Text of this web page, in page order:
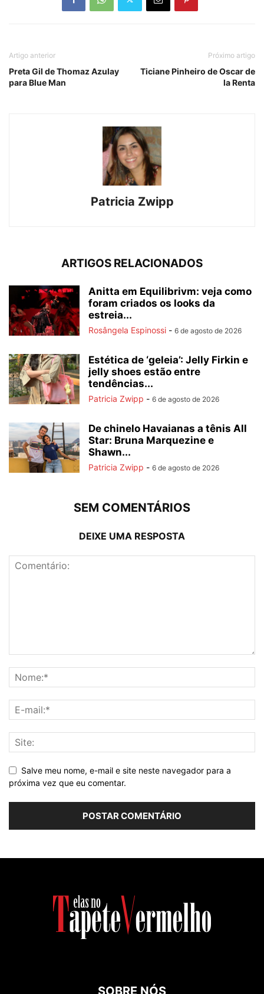
Artigo anterior
Preta Gil de Thomaz Azulay
para Blue Man
Próximo artigo
Ticiane Pinheiro de Oscar de
la Renta
Patricia Zwipp
ARTIGOS RELACIONADOS
Anitta em Equilibrivm: veja como
foram criados os looks da
estreia...
Rosângela Espinossi - 6 de agosto de 2026
Estética de ‘geleia’: Jelly Firkin e
jelly shoes estão entre
tendências...
Patricia Zwipp - 6 de agosto de 2026
De chinelo Havaianas a tênis All
Star: Bruna Marquezine e
Shawn...
Patricia Zwipp - 6 de agosto de 2026
SEM COMENTÁRIOS
DEIXE UMA RESPOSTA
Salve meu nome, e-mail e site neste navegador para a
próxima vez que eu comentar.
SOBRE NÓS